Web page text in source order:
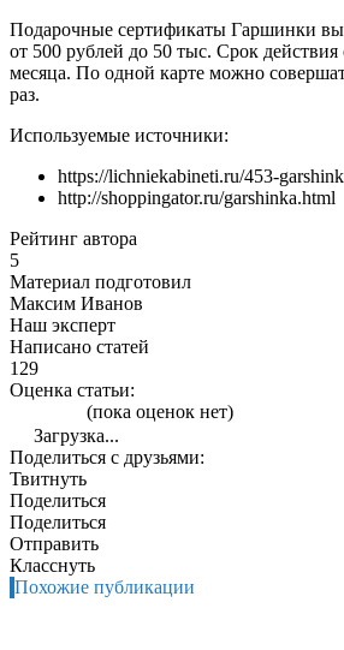
Подарочные сертификаты Гаршинки
от 500 рублей до 50 тыс. Срок действия
месяца. По одной карте можно
раз.
Используемые источники:
https://lichniekabineti.ru/453-
http://shoppingator.ru/garshinka.html
Рейтинг автора
5
Материал подготовил
Максим Иванов
Наш эксперт
Написано статей
129
Оценка статьи:
(пока оценок нет)
Загрузка...
Поделиться с друзьями:
Твитнуть
Поделиться
Поделиться
Отправить
Класснуть
Похожие публикации